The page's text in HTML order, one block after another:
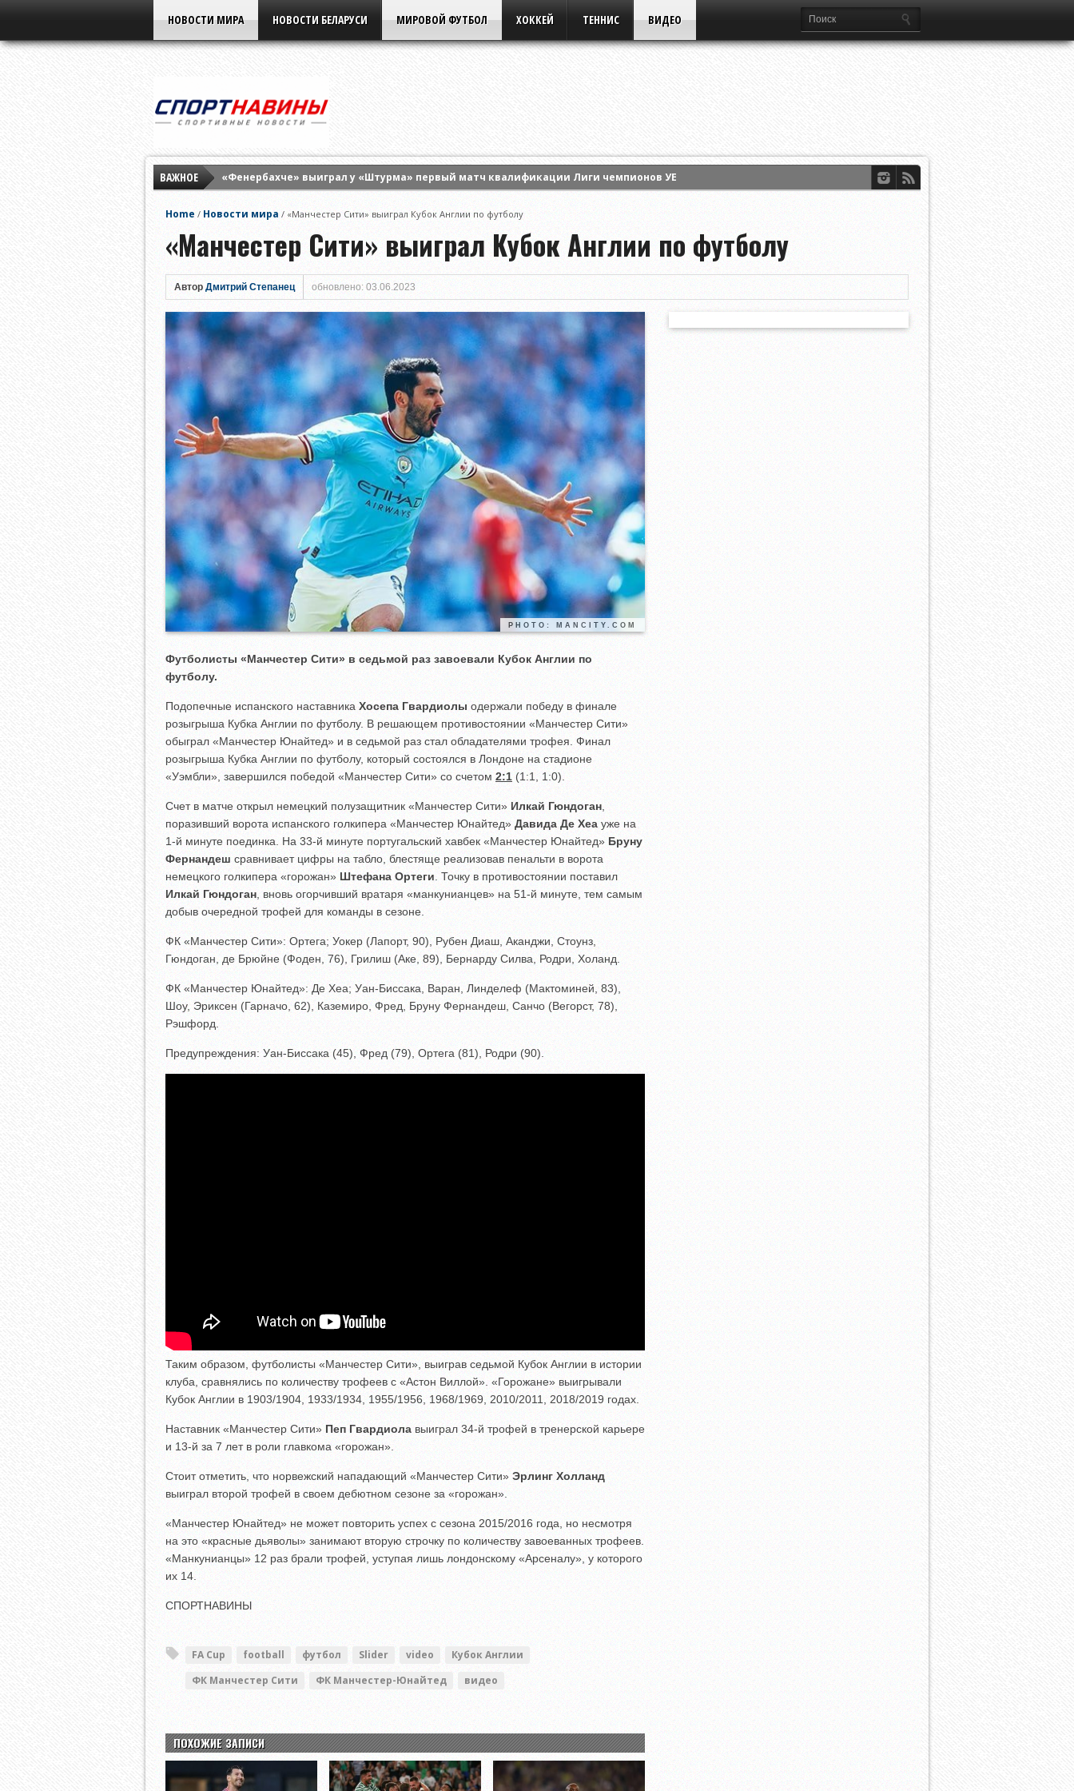
НОВОСТИ МИРА НОВОСТИ БЕЛАРУСИ МИРОВОЙ ФУТБОЛ ХОККЕЙ ТЕННИС ВИДЕО
ВАЖНОЕ
«Фенербахче» выиграл у «Штурма» первый матч квалификации Лиги чемпионов УЕФА
Home / Новости мира / «Манчестер Сити» выиграл Кубок Англии по футболу
«Манчестер Сити» выиграл Кубок Англии по футболу
Автор Дмитрий Степанец обновлено: 03.06.2023
PHOTO: MANCITY.COM
Футболисты «Манчестер Сити» в седьмой раз завоевали Кубок Англии по
футболу.
Подопечные испанского наставника Хосепа Гвардиолы одержали победу в финале
розыгрыша Кубка Англии по футболу. В решающем противостоянии «Манчестер Сити»
обыграл «Манчестер Юнайтед» и в седьмой раз стал обладателями трофея. Финал
розыгрыша Кубка Англии по футболу, который состоялся в Лондоне на стадионе
«Уэмбли», завершился победой «Манчестер Сити» со счетом 2:1 (1:1, 1:0).
Счет в матче открыл немецкий полузащитник «Манчестер Сити» Илкай Гюндоган
поразивший ворота испанского голкипера «Манчестер Юнайтед» Давида Де Хеа уже на
1-й минуте поединка. На 33-й минуте португальский хавбек «Манчестер Юнайтед» Бруну
Фернандеш сравнивает цифры на табло, блестяще реализовав пенальти в ворота
немецкого голкипера «горожан» Штефана Ортеги . Точку в противостоянии поставил
Илкай Гюндоган , вновь огорчивший вратаря «манкунианцев» на 51-й минуте, тем самым
добыв очередной трофей для команды в сезоне.
ФК «Манчестер Сити»: Ортега; Уокер (Лапорт, 90), Рубен Диаш, Аканджи, Стоунз,
Гюндоган, де Брюйне (Фоден, 76), Грилиш (Аке, 89), Бернарду Силва, Родри, Холанд.
ФК «Манчестер Юнайтед»: Де Хеа; Уан-Биссака, Варан, Линделеф (Мактоминей, 83),
Шоу, Эриксен (Гарначо, 62), Каземиро, Фред, Бруну Фернандеш, Санчо (Вегорст, 78),
Рэшфорд.
Предупреждения: Уан-Биссака (45), Фред (79), Ортега (81), Родри (90).
Таким образом, футболисты «Манчестер Сити», выиграв седьмой Кубок Англии в истории
клуба, сравнялись по количеству трофеев с «Астон Виллой». «Горожане» выигрывали
Кубок Англии в 1903/1904, 1933/1934, 1955/1956, 1968/1969, 2010/2011, 2018/2019 годах.
Наставник «Манчестер Сити» Пеп Гвардиола выиграл 34-й трофей в тренерской карьере
и 13-й за 7 лет в роли главкома «горожан».
Стоит отметить, что норвежский нападающий «Манчестер Сити» Эрлинг Холланд
выиграл второй трофей в своем дебютном сезоне за «горожан».
«Манчестер Юнайтед» не может повторить успех с сезона 2015/2016 года, но несмотря
на это «красные дьяволы» занимают вторую строчку по количеству завоеванных трофеев.
«Манкунианцы» 12 раз брали трофей, уступая лишь лондонскому «Арсеналу», у которого
их 14.
СПОРТНАВИНЫ
FA Cup football футбол Slider video
Кубок Англии
ФК Манчестер Сити
ФК Манчестер-Юнайтед видео
ПОХОЖИЕ ЗАПИСИ